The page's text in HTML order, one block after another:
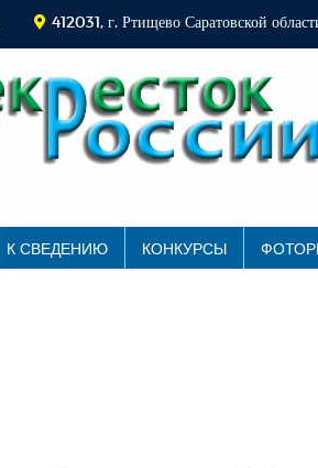
412031, г. Ртищево Саратовской
К СВЕДЕНИЮ КОНКУРСЫ